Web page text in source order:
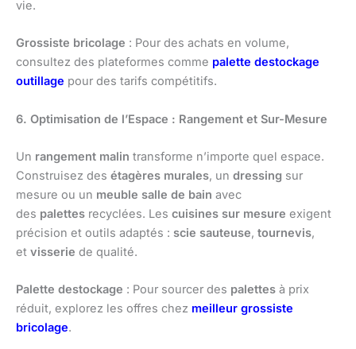
vie.
Grossiste bricolage : Pour des achats en volume,
consultez des plateformes comme palette destockage
outillage pour des tarifs compétitifs.
6. Optimisation de l’Espace : Rangement et Sur-Mesure
Un rangement malin transforme n’importe quel espace.
Construisez des étagères murales, un dressing sur
mesure ou un meuble salle de bain avec
des palettes recyclées. Les cuisines sur mesure exigent
précision et outils adaptés : scie sauteuse, tournevis,
et visserie de qualité.
Palette destockage : Pour sourcer des palettes à prix
réduit, explorez les offres chez meilleur grossiste
bricolage.